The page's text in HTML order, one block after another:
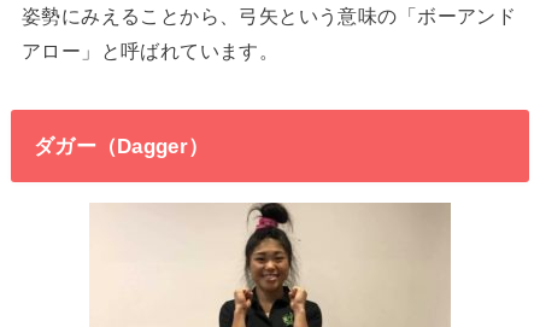
姿勢にみえることから、弓矢という意味の「ボーアンド
アロー」と呼ばれています。
ダガー（Dagger）